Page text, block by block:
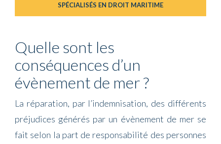
SPÉCIALISÉS EN DROIT MARITIME
Quelle sont les
conséquences d’un
évènement de mer ?
La réparation, par l’indemnisation, des différents
préjudices générés par un évènement de mer se
fait selon la part de responsabilité des personnes